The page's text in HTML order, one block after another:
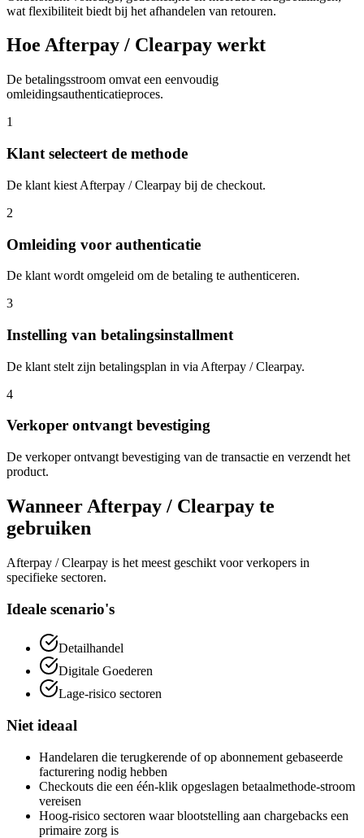
wat flexibiliteit biedt bij het afhandelen van retouren.
Hoe Afterpay / Clearpay werkt
De betalingsstroom omvat een eenvoudig
omleidingsauthenticatieproces.
1
Klant selecteert de methode
De klant kiest Afterpay / Clearpay bij de checkout.
2
Omleiding voor authenticatie
De klant wordt omgeleid om de betaling te authenticeren.
3
Instelling van betalingsinstallment
De klant stelt zijn betalingsplan in via Afterpay / Clearpay.
4
Verkoper ontvangt bevestiging
De verkoper ontvangt bevestiging van de transactie en verzendt het
product.
Wanneer Afterpay / Clearpay te
gebruiken
Afterpay / Clearpay is het meest geschikt voor verkopers in
specifieke sectoren.
Ideale scenario's
Detailhandel
Digitale Goederen
Lage-risico sectoren
Niet ideaal
Handelaren die terugkerende of op abonnement gebaseerde
facturering nodig hebben
Checkouts die een één-klik opgeslagen betaalmethode-stroom
vereisen
Hoog-risico sectoren waar blootstelling aan chargebacks een
primaire zorg is